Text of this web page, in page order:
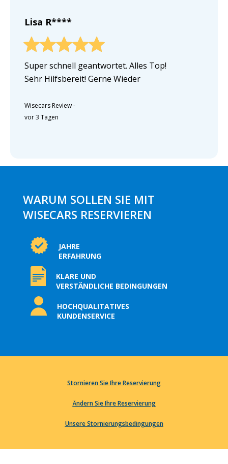
Lisa R****
Super schnell geantwortet. Alles Top!
Sehr Hilfsbereit! Gerne Wieder
Wisecars Review-
vor 3 Tagen
WARUM SOLLEN SIE MIT
WISECARS RESERVIEREN
JAHRE
ERFAHRUNG
KLARE UND
VERSTÄNDLICHE BEDINGUNGEN
HOCHQUALITATIVES
KUNDENSERVICE
Stornieren Sie Ihre Reservierung
Ändern Sie Ihre Reservierung
Unsere Stornierungsbedingungen